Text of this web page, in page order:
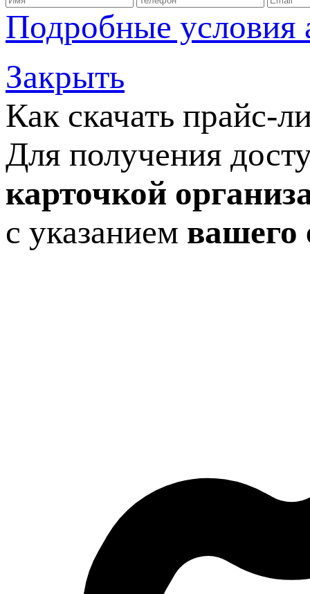
Подробные условия
Закрыть
Как скачать прайс-
Для получения
карточкой
с указанием вашего